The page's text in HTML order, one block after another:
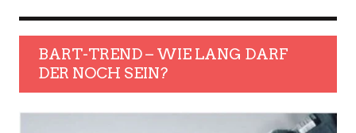
BART-TREND – WIE LANG DARF
DER NOCH SEIN?